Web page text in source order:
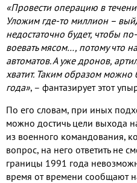
«Провести операцию в
Уложим где-то миллион –
недостаточно будет, чтобы
воевать мясом…, потому что
автоматов. А уже дронов,
хватит. Таким образом
года», – фантазирует этот
По его словам, при иных
можно достичь цели выхода
из военного командования,
вопрос, на него ответить не
границы 1991 года
время от времени сообщают